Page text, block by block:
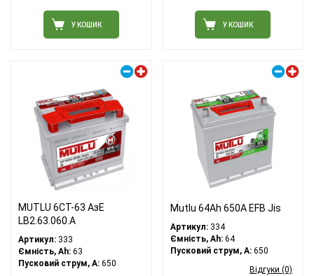
У КОШИК У КОШИК
MUTLU 6СТ-63 АзЕ
LB2.63.060.A
Артикул: 333
Ємність, Ah: 63
Пусковий струм, A: 650
Mutlu 64Ah 650A EFB Jis
Артикул:334
Ємність, Ah:64
Пусковий струм, A:650
Відгуки (0)